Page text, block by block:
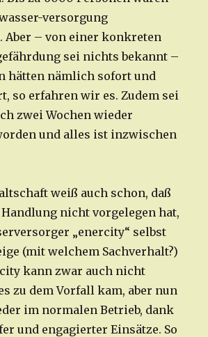
versorgung
Aber – von einer konkreten
sei nichts bekannt –
hätten nämlich sofort und
so erfahren wir es. Zudem sei
zwei Wochen wieder
und alles ist inzwischen
weiß auch schon, daß
nicht vorgelegen hat,
„enercity“ selbst
(mit welchem Sachverhalt?)
kann zwar auch nicht
zu dem Vorfall kam, aber nun
im normalen Betrieb, dank
und engagierter Einsätze. So